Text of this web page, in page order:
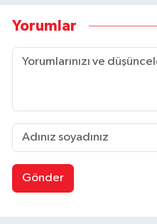
Yorumlar
Gönder